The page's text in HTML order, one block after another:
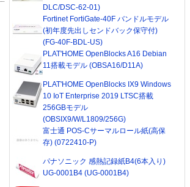
DLC/DSC-62-01)
Fortinet FortiGate-40F バンドルモデル
(初年度先出しセンドバック保守付)
(FG-40F-BDL-US)
PLAT'HOME OpenBlocks A16 Debian
11搭載モデル (OBSA16/D11A)
PLAT'HOME OpenBlocks IX9 Windows
10 IoT Enterprise 2019 LTSC搭載
256GBモデル
(OBSIX9/W/L1809/256G)
富士通 POS-Cサーマルロール紙(高保
存) (0722410-P)
パナソニック 感熱記録紙B4(6本入り)
UG-0001B4 (UG-0001B4)